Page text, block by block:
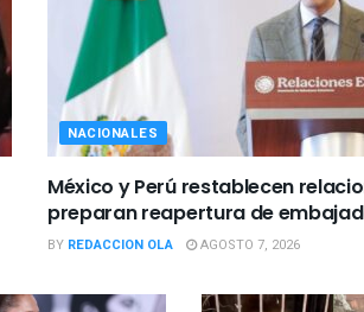
NACIONALES
México y Perú restablecen
preparan reapertura de
BYREDACCION OLA AGOSTO 7, 2026